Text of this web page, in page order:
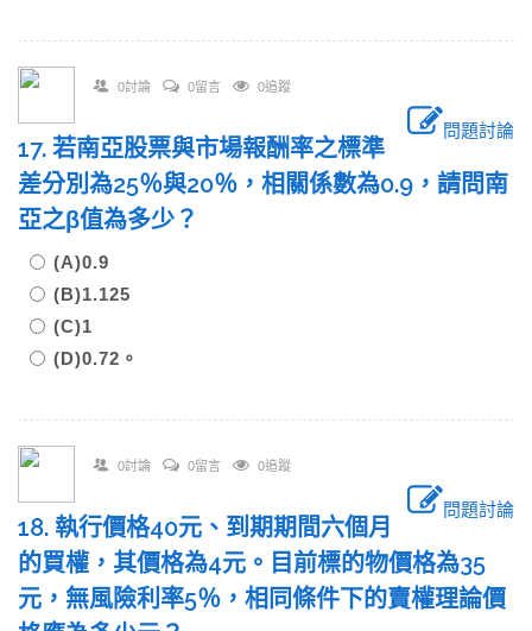
0討論 0留言 0追蹤
問題討論
17. 若南亞股票與市場報酬率之標準
差分別為25％與20％，相關係數為0.9，請問南
亞之β值為多少？
(A)0.9
(B)1.125
(C)1
(D)0.72。
0討論 0留言 0追蹤
問題討論
18. 執行價格40元、到期期間六個月
的買權，其價格為4元。目前標的物價格為35
元，無風險利率5％，相同條件下的賣權理論價